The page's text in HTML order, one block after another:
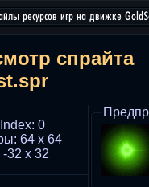
ресурсов игр на движке
спрайта
0
64 x 64
-32 x 32